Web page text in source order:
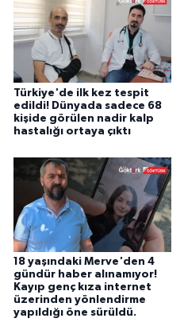
Türkiye'de ilk kez tespit
edildi! Dünyada sadece 68
kişide görülen nadir kalp
hastalığı ortaya çıktı
18 yaşındaki Merve'den 4
gündür haber alınamıyor!
Kayıp genç kıza internet
üzerinden yönlendirme
yapıldığı öne sürüldü.